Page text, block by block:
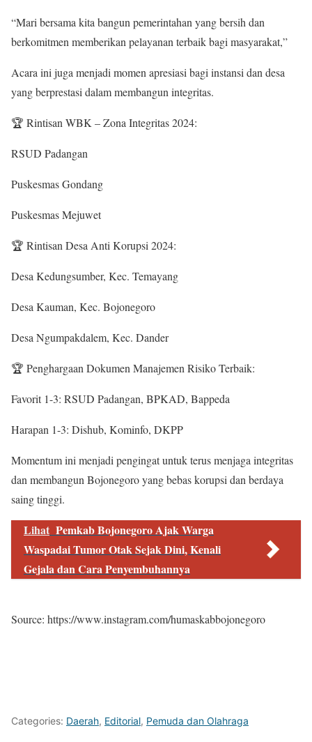
“Mari bersama kita bangun pemerintahan yang bersih dan
berkomitmen memberikan pelayanan terbaik bagi masyarakat,”
Acara ini juga menjadi momen apresiasi bagi instansi dan desa
yang berprestasi dalam membangun integritas.
🏆 Rintisan WBK – Zona Integritas 2024:
RSUD Padangan
Puskesmas Gondang
Puskesmas Mejuwet
🏆 Rintisan Desa Anti Korupsi 2024:
Desa Kedungsumber, Kec. Temayang
Desa Kauman, Kec. Bojonegoro
Desa Ngumpakdalem, Kec. Dander
🏆 Penghargaan Dokumen Manajemen Risiko Terbaik:
Favorit 1-3: RSUD Padangan, BPKAD, Bappeda
Harapan 1-3: Dishub, Kominfo, DKPP
Momentum ini menjadi pengingat untuk terus menjaga integritas
dan membangun Bojonegoro yang bebas korupsi dan berdaya
saing tinggi.
Lihat Pemkab Bojonegoro Ajak Warga
Waspadai Tumor Otak Sejak Dini, Kenali
Gejala dan Cara Penyembuhannya
Source: https://www.instagram.com/humaskabbojonegoro
Categories: Daerah, Editorial, Pemuda dan Olahraga